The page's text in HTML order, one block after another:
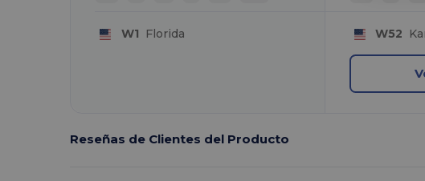
W1 Florida W52
Reseñas de Clientes del Producto